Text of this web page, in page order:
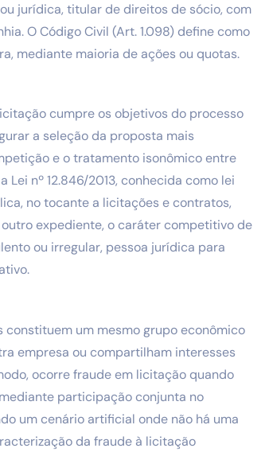
jurídica, titular de direitos de sócio, com
O Código Civil (Art. 1.098) define como
mediante maioria de ações ou quotas.
cumpre os objetivos do processo
a seleção da proposta mais
e o tratamento isonômico entre
nº 12.846/2013, conhecida como lei
no tocante a licitações e contratos,
expediente, o caráter competitivo de
ou irregular, pessoa jurídica para
um mesmo grupo econômico
empresa ou compartilham interesses
ocorre fraude em licitação quando
participação conjunta no
um cenário artificial onde não há uma
da fraude à licitação